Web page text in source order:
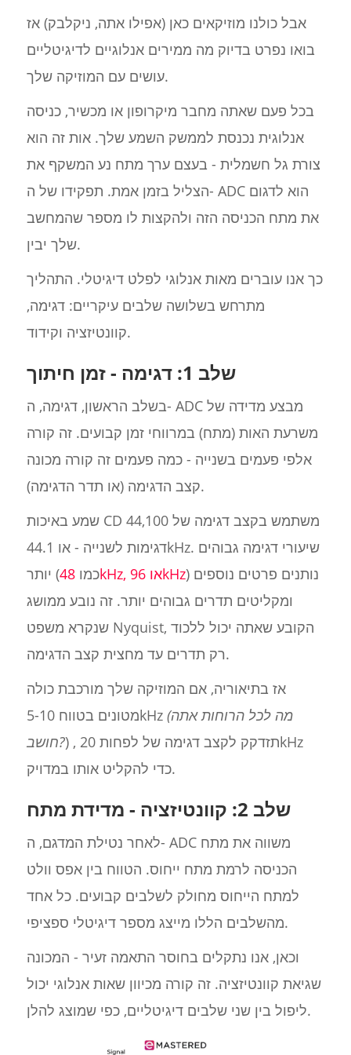
אבל כולנו מוזיקאים כאן (אפילו אתה, ניקלבק) אז
בואו נפרט בדיוק מה ממירים אנלוגיים לדיגיטליים
עושים עם המוזיקה שלך.
בכל פעם שאתה מחבר מיקרופון או מכשיר, כניסה
אנלוגית נכנסת לממשק השמע שלך. אות זה הוא
צורת גל חשמלית - בעצם ערך מתח נע המשקף את
הצליל בזמן אמת. תפקידו של ה- ADC הוא לדגום
את מתח הכניסה הזה ולהקצות לו מספר שהמחשב
שלך יבין.
כך אנו עוברים מאות אנלוגי לפלט דיגיטלי. התהליך
מתרחש בשלושה שלבים עיקריים: דגימה,
קוונטיזציה וקידוד.
שלב 1: דגימה - זמן חיתוך
בשלב הראשון, דגימה, ה- ADC מבצע מדידה של
משרעת האות (מתח) במרווחי זמן קבועים. זה קורה
אלפי פעמים בשנייה - כמה פעמים זה קורה מכונה
קצב הדגימה (או תדר הדגימה).
שמע באיכות CD משתמש בקצב דגימה של 44,100
דגימות לשנייה - או 44.1kHz. שיעורי דגימה גבוהים
יותר (כמו
48kHz, או 96kHz) נותנים פרטים נוספים
ומקליטים תדרים גבוהים יותר. זה נובע ממושג
שנקרא משפט Nyquist, הקובע שאתה יכול ללכוד
רק תדרים עד מחצית קצב הדגימה.
אז בתיאוריה, אם המוזיקה שלך מורכבת כולה
מטונים בטווח 5-10kHz (מה לכל הרוחות אתה
חושב?) , תזדקק לקצב דגימה של לפחות 20kHz
כדי להקליט אותו במדויק.
שלב 2: קוונטיזציה - מדידת מתח
לאחר נטילת המדגם, ה- ADC משווה את מתח
הכניסה לרמת מתח ייחוס. הטווח בין אפס וולט
למתח הייחוס מחולק לשלבים קבועים. כל אחד
מהשלבים הללו מייצג מספר דיגיטלי ספציפי.
וכאן, אנו נתקלים בחוסר התאמה זעיר - המכונה
שגיאת קוונטיזציה. זה קורה מכיוון שאות אנלוגי יכול
ליפול בין שני שלבים דיגיטליים, כפי שמוצג להלן.